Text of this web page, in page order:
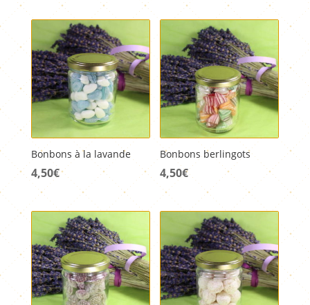
Bonbons à la lavande
4,50€
Bonbons berlingots
4,50€